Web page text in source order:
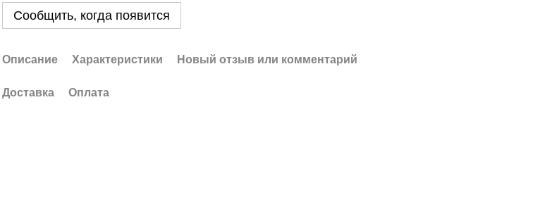
Сообщить, когда появится
Описание Характеристики Новый отзыв или комментарий
Доставка Оплата